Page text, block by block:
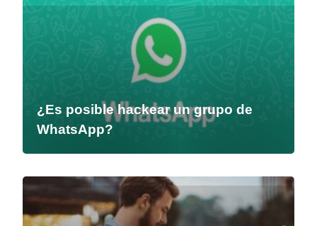
¿Es posible hackear un grupo de
WhatsApp?